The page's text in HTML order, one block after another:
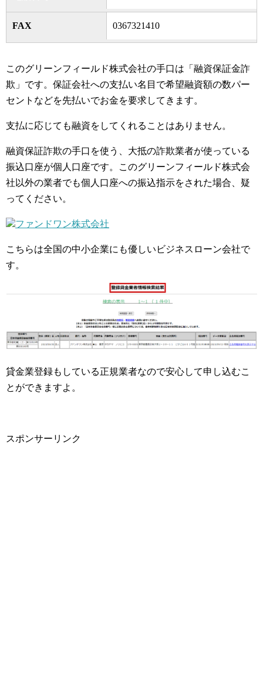
FAX 0367321410
このグリーンフィールド株式会社の手口は「融資保証金詐
欺」です。保証会社への支払い名目で希望融資額の数パー
セントなどを先払いでお金を要求してきます。
支払に応じても融資をしてくれることはありません。
融資保証詐欺の手口を使う、大抵の詐欺業者が使っている
振込口座が個人口座です。このグリーンフィールド株式会
社以外の業者でも個人口座への振込指示をされた場合、疑
ってください。
ファンドワン株式会社
こちらは全国の中小企業にも優しいビジネスローン会社で
す。
貸金業登録もしている正規業者なので安心して申し込むこ
とができますよ。
スポンサーリンク